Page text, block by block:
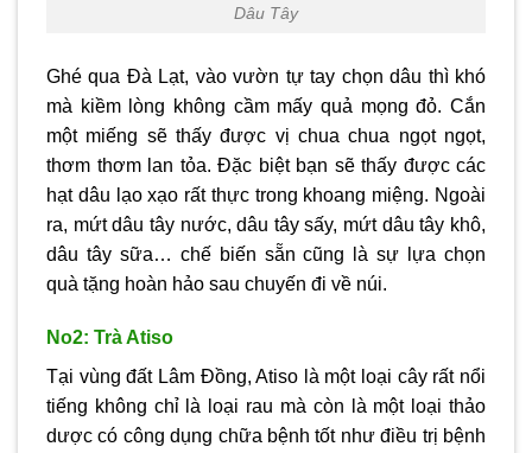
Dâu Tây
Ghé qua Đà Lạt, vào vườn tự tay chọn dâu thì khó
mà kiềm lòng không cầm mấy quả mọng đỏ. Cắn
một miếng sẽ thấy được vị chua chua ngọt ngọt,
thơm thơm lan tỏa. Đặc biệt bạn sẽ thấy được các
hạt dâu lạo xạo rất thực trong khoang miệng. Ngoài
ra, mứt dâu tây nước, dâu tây sấy, mứt dâu tây khô,
dâu tây sữa… chế biến sẵn cũng là sự lựa chọn
quà tặng hoàn hảo sau chuyến đi về núi.
No2: Trà Atiso
Tại vùng đất Lâm Đồng, Atiso là một loại cây rất nổi
tiếng không chỉ là loại rau mà còn là một loại thảo
dược có công dụng chữa bệnh tốt như điều trị bệnh